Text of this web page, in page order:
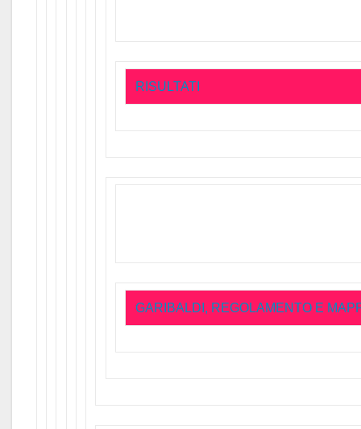
RISULTATI
GARIBALDI, REGOLAMENTO E